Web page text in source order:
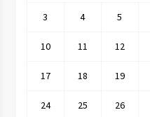
3 4 5
10 11 12
17 18 19
24 25 26